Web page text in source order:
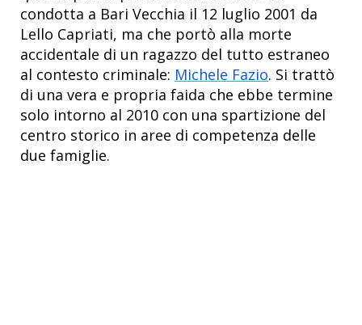
condotta a Bari Vecchia il 12 luglio 2001 da
Lello Capriati, ma che portò alla morte
accidentale di un ragazzo del tutto estraneo
al contesto criminale: Michele Fazio. Si trattò
di una vera e propria faida che ebbe termine
solo intorno al 2010 con una spartizione del
centro storico in aree di competenza delle
due famiglie.